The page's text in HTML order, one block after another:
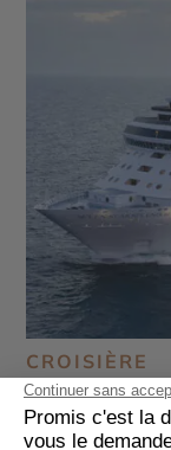
CROISIÈRE
Tour du
Seas